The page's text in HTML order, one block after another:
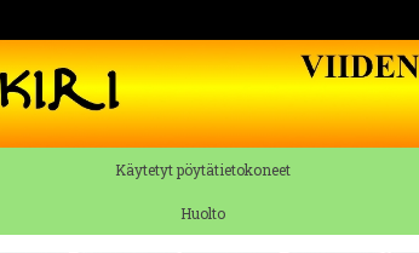
Käytetyt pöytätietokoneet
Huolto